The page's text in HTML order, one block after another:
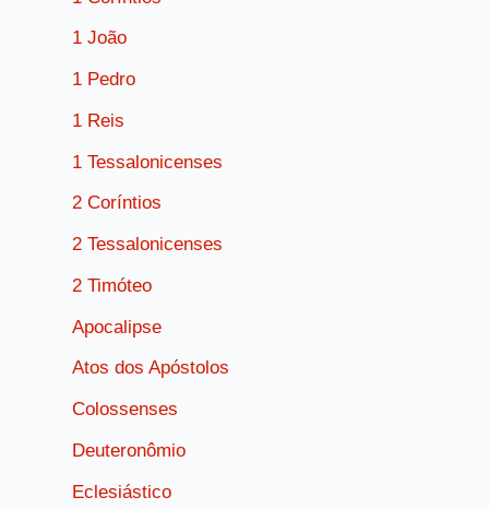
1 João
1 Pedro
1 Reis
1 Tessalonicenses
2 Coríntios
2 Tessalonicenses
2 Timóteo
Apocalipse
Atos dos Apóstolos
Colossenses
Deuteronômio
Eclesiástico